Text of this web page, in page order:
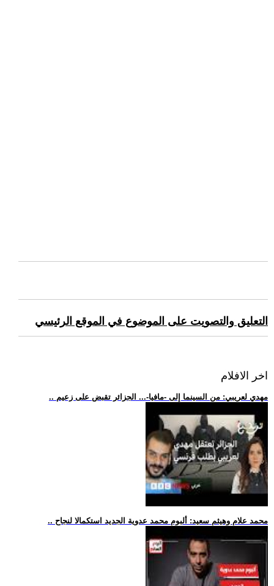
التعليق والتصويت على الموضوع في الموقع الرئيسي
اخر الافلام
.. مهدي لعريبي: من السينما إلى -مافيا-... الجزائر تقبض على زعيم
.. محمد علام وهيثم سعيد: ألبوم محمد عدوية الجديد استكمالا لنجاح